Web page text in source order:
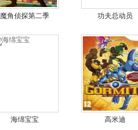
魔角侦探第二季 功夫总动员
海绵宝宝 高米迪